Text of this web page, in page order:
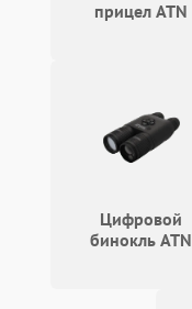
отключения
Повреждение системы
защиты от перегрева
защиты от
перенапряжения
прицел ATN
Цифровой
бинокль ATN